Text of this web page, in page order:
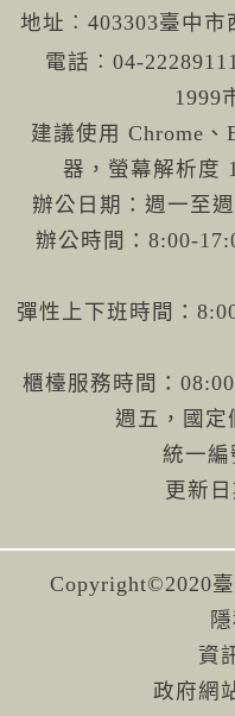
地址︰403303臺中市
電話︰04-222
1999
建議使用 Chrome
器，螢幕解析度
辦公日期：週一至
辦公時間：8:00-
彈性上下班時間：
櫃檯服務時間：
週五，國定
統一編
更新日
Copyright©2020
資
政府網